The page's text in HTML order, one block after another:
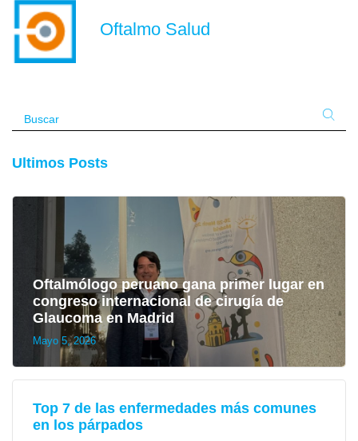
Oftalmo Salud
Ultimos Posts
Oftalmólogo peruano gana primer lugar en
congreso internacional de cirugía de
Glaucoma en Madrid
Mayo 5, 2026
Top 7 de las enfermedades más comunes
en los párpados